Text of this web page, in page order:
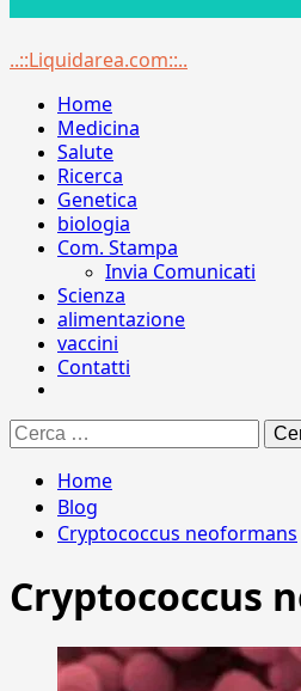
Menu
..::Liquidarea.com::..
Home
Medicina
Salute
Ricerca
Genetica
biologia
Com. Stampa
Invia Comunicati
Scienza
alimentazione
vaccini
Contatti
Ricerca
per:
Home
Blog
Cryptococcus neoformans
Cryptococcus